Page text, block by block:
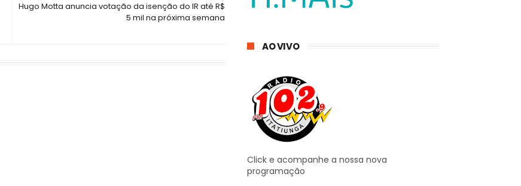
Hugo Motta anuncia votação da isenção do IR até R$
5 mil na próxima semana
AO VIVO
Click e acompanhe a nossa nova
programação